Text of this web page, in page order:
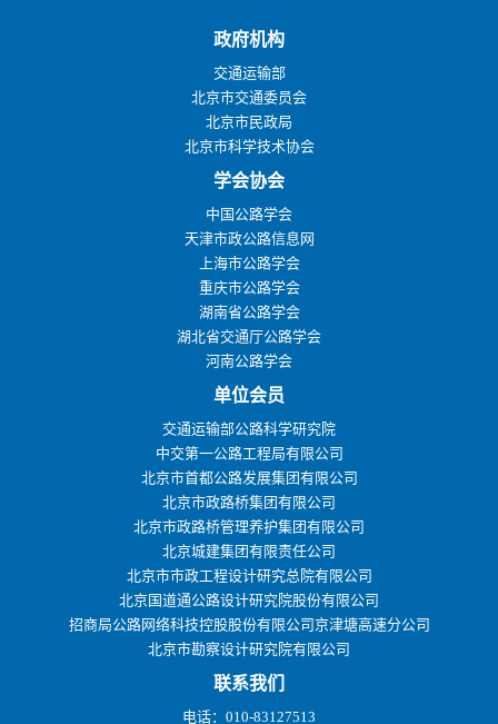
政府机构
交通运输部
北京市交通委员会
北京市民政局
北京市科学技术协会
学会协会
中国公路学会
天津市政公路信息网
上海市公路学会
重庆市公路学会
湖南省公路学会
湖北省交通厅公路学会
河南公路学会
单位会员
交通运输部公路科学研究院
中交第一公路工程局有限公司
北京市首都公路发展集团有限公司
北京市政路桥集团有限公司
北京市政路桥管理养护集团有限公司
北京城建集团有限责任公司
北京市市政工程设计研究总院有限公司
北京国道通公路设计研究院股份有限公司
招商局公路网络科技控股股份有限公司京津塘高速分公司
北京市勘察设计研究院有限公司
联系我们
电话：010-83127513